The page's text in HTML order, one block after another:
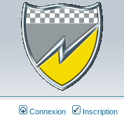
Connexion Inscription